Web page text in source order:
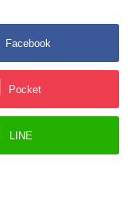
Facebook
Pocket
LINE